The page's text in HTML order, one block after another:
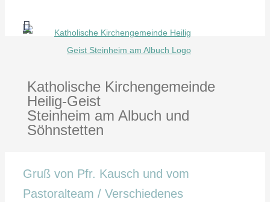
Inhalt
Katholische Kirchengemeinde
Heilig-Geist
Steinheim am Albuch und
Söhnstetten
Gruß von Pfr. Kausch und vom
Pastoralteam / Verschiedenes